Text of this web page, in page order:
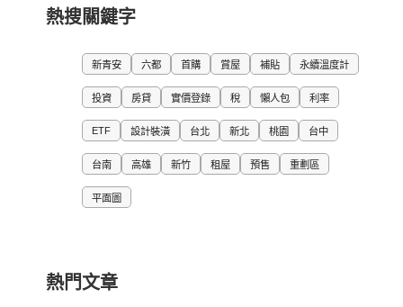
熱搜關鍵字
新青安 六都 首購 賞屋 補貼 永續溫度計
投資 房貸 實價登錄 稅 懶人包 利率
ETF 設計裝潢 台北 新北 桃園 台中
台南 高雄 新竹 租屋 預售 重劃區
平面圖
熱門文章